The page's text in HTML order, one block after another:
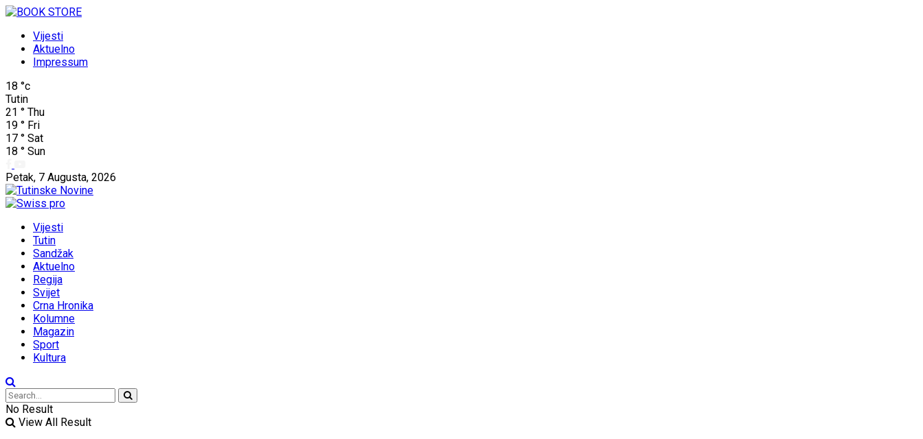
Vijesti
Aktuelno
Impressum
18 °c
Tutin
21 ° Thu
19 ° Fri
17 ° Sat
18 ° Sun
Petak, 7 Augusta, 2026
Vijesti
Tutin
Sandžak
Aktuelno
Regija
Svijet
Crna Hronika
Kolumne
Magazin
Sport
Kultura
No Result
View All Result